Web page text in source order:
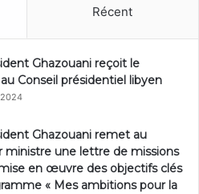
Récent
Ghazouani reçoit le
Conseil présidentiel libyen
2024
Ghazouani remet au
ministre une lettre de missions
en œuvre des objectifs clés
« Mes ambitions pour la